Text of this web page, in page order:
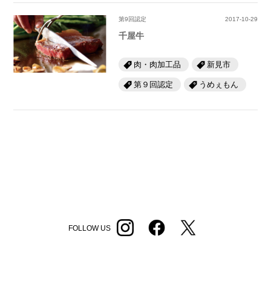
第9回認定 2017-10-29
千屋牛
肉・肉加工品 新見市
第９回認定 うめぇもん
FOLLOW US